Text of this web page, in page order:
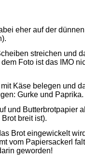
eher auf der
streichen und
Foto ist das IMO
Käse belegen und
Gurke und Paprika.
und Butterbrotpapier
breit ist).
Brot eingewickelt
vom Papiersackerl
geworden!